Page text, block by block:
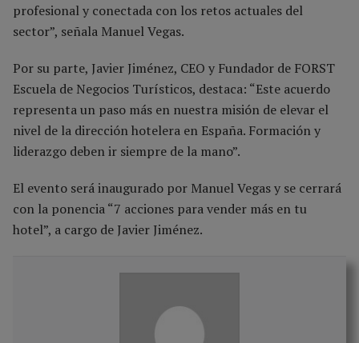
profesional y conectada con los retos actuales del
sector”, señala Manuel Vegas.
Por su parte, Javier Jiménez, CEO y Fundador de FORST
Escuela de Negocios Turísticos, destaca: “Este acuerdo
representa un paso más en nuestra misión de elevar el
nivel de la dirección hotelera en España. Formación y
liderazgo deben ir siempre de la mano”.
El evento será inaugurado por Manuel Vegas y se cerrará
con la ponencia “7 acciones para vender más en tu
hotel”, a cargo de Javier Jiménez.